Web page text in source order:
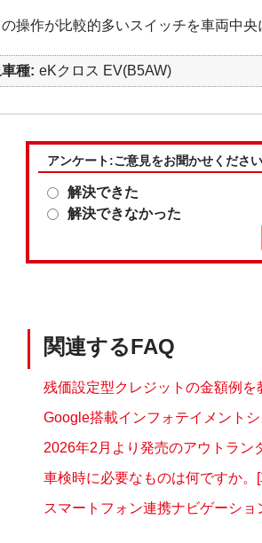
操作が比較的多いスイッチを車両中
種 eKクロス EV(B5AW)
アンケート:ご意見をお聞かせください
解決できた
解決できなかった
関連するFAQ
残価設定型クレジットの金額例を
Google搭載インフォテイメント
2026年2月より発売のアウトラン
車検時に必要なものは何ですか。
スマートフォン連携ナビゲーシ